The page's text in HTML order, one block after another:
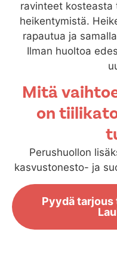
ravinteet kosteasta
heikentymistä.
rapautua ja
Ilman huoltoa
Mitä
on
Perushuollon
kasvustonesto- ja
Pyydä